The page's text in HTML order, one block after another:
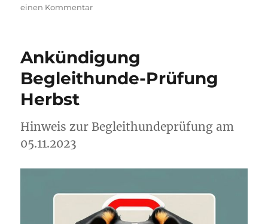
am
einen Kommentarzu
Ankündigung
Begleithunde-Prüfung
Herbst
Hinweis zur Begleithundeprüfung am
05.11.2023